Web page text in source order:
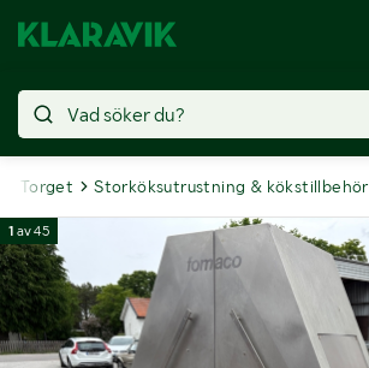
Torget Storköksutrustning & kökstillbehör
1 av45